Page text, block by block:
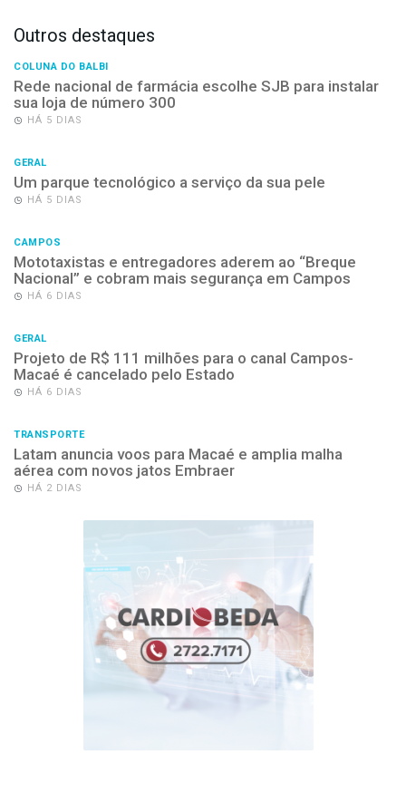
Outros destaques
COLUNA DO BALBI
Rede nacional de farmácia escolhe SJB para instalar
sua loja de número 300
HÁ 5 DIAS
GERAL
Um parque tecnológico a serviço da sua pele
HÁ 5 DIAS
CAMPOS
Mototaxistas e entregadores aderem ao “Breque
Nacional” e cobram mais segurança em Campos
HÁ 6 DIAS
GERAL
Projeto de R$ 111 milhões para o canal Campos-
Macaé é cancelado pelo Estado
HÁ 6 DIAS
TRANSPORTE
Latam anuncia voos para Macaé e amplia malha
aérea com novos jatos Embraer
HÁ 2 DIAS